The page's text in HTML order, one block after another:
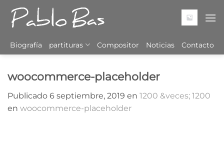
Saltar
contenido
Biografía partituras Compositor Noticias Contacto
woocommerce-placeholder
Publicado 6 septiembre, 2019 en 1200 &veces; 1200
en woocommerce-placeholder